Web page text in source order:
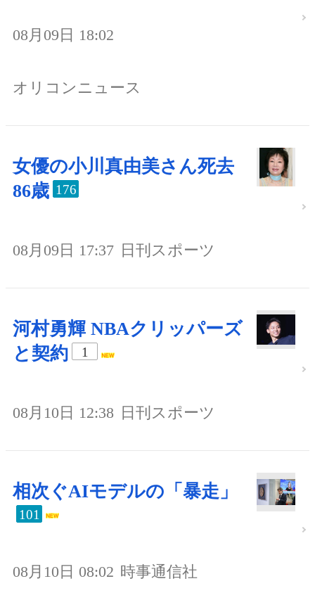
08月09日 18:02
オリコンニュース
女優の小川真由美さん死去
86歳 176
08月09日 17:37 日刊スポーツ
河村勇輝 NBAクリッパーズ
と契約
1
08月10日 12:38 日刊スポーツ
相次ぐAIモデルの「暴走」
101
08月10日 08:02 時事通信社